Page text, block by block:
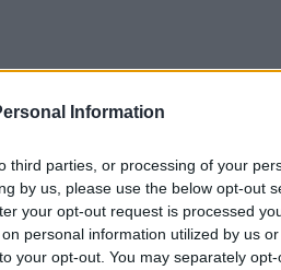
Information
third parties, or processing of your
by us, please use the below opt-out
your opt-out request is processed
personal information utilized by us
your opt-out. You may separately
di performance e
professionistiche tra